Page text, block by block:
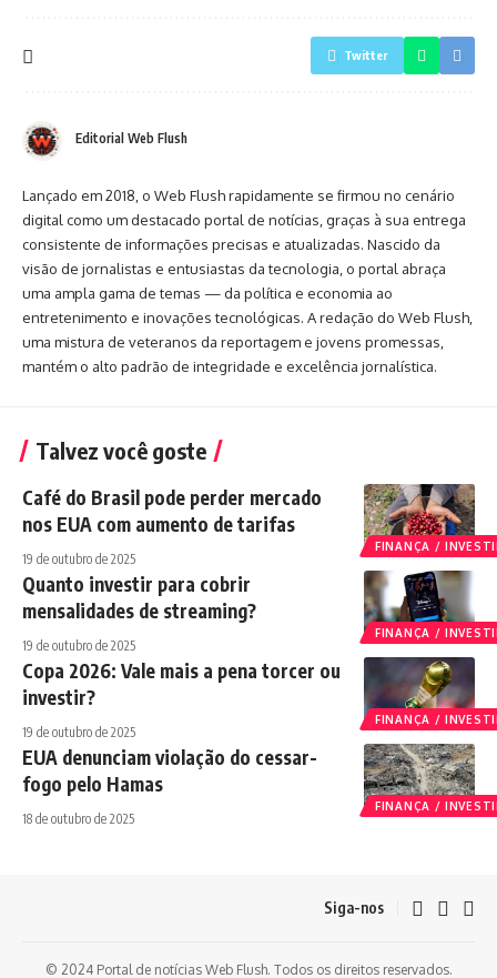
Twitter
Editorial Web Flush
Lançado em 2018, o Web Flush rapidamente se firmou no cenário
digital como um destacado portal de notícias, graças à sua entrega
consistente de informações precisas e atualizadas. Nascido da
visão de jornalistas e entusiastas da tecnologia, o portal abraça
uma ampla gama de temas — da política e economia ao
entretenimento e inovações tecnológicas. A redação do Web Flush,
uma mistura de veteranos da reportagem e jovens promessas,
mantém o alto padrão de integridade e excelência jornalística.
Talvez você goste
FINANÇA /
Café do Brasil pode perder mercado
nos EUA com aumento de tarifas
19 de outubro de 2025
FINANÇA /
Quanto investir para cobrir
mensalidades de streaming?
19 de outubro de 2025
FINANÇA /
Copa 2026: Vale mais a pena torcer ou
investir?
19 de outubro de 2025
FINANÇA /
EUA denunciam violação do cessar-
fogo pelo Hamas
18 de outubro de 2025
Siga-nos
© 2024 Portal de notícias Web Flush. Todos os direitos reservados.